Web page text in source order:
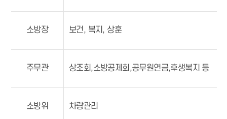
소방장 보건, 복지, 상훈
주무관 상조회,소방공제회,공무원연금,후생복지 등
소방위 차량관리